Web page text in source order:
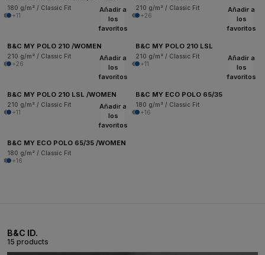
180 g/m² / Classic Fit
+11
210 g/m² / Classic Fit
+26
Añadir a
los
favoritos
B&C MY POLO 210 /WOMEN
210 g/m² / Classic Fit
+26
Añadir a
los
favoritos
B&C MY POLO 210 LSL
210 g/m² / Classic Fit
+11
Añadir a
los
favoritos
B&C MY POLO 210 LSL /WOMEN
210 g/m² / Classic Fit
+11
Añadir a
los
favoritos
B&C MY ECO POLO 65/35
180 g/m² / Classic Fit
+16
Añadir a
los
favoritos
B&C MY ECO POLO 65/35 /WOMEN
180 g/m² / Classic Fit
+16
B&C ID.
15 products